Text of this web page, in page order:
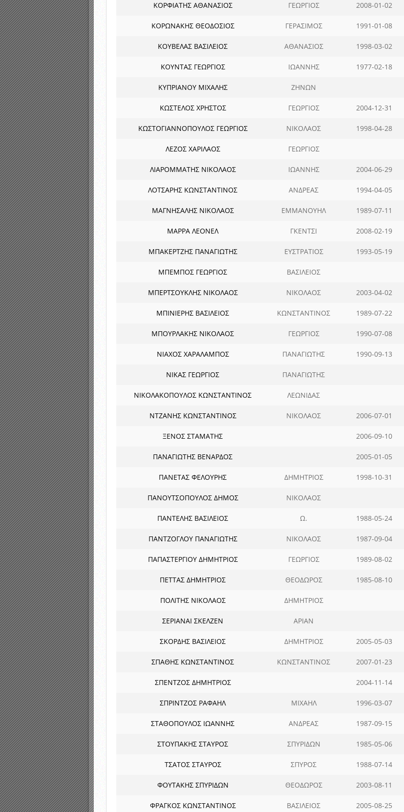
ΚΟΡΦΙΑΤΗΣ ΑΘΑΝΑΣΙΟΣ ΓΕΩΡΓΙΟΣ 2008-01-02
ΚΟΡΩΝΑΚΗΣ ΘΕΟΔΟΣΙΟΣ ΓΕΡΑΣΙΜΟΣ 1991-01-08
ΚΟΥΒΕΛΑΣ ΒΑΣΙΛΕΙΟΣ ΑΘΑΝΑΣΙΟΣ 1998-03-02
ΚΟΥΝΤΑΣ ΓΕΩΡΓΙΟΣ ΙΩΑΝΝΗΣ 1977-02-18
ΚΥΠΡΙΑΝΟΥ ΜΙΧΑΛΗΣ ΖΗΝΩΝ
ΚΩΣΤΕΛΟΣ ΧΡΗΣΤΟΣ ΓΕΩΡΓΙΟΣ 2004-12-31
ΚΩΣΤΟΓΙΑΝΝΟΠΟΥΛΟΣ ΓΕΩΡΓΙΟΣ ΝΙΚΟΛΑΟΣ 1998-04-28
ΛΕΖΟΣ ΧΑΡΙΛΑΟΣ ΓΕΩΡΓΙΟΣ
ΛΙΑΡΟΜΜΑΤΗΣ ΝΙΚΟΛΑΟΣ ΙΩΑΝΝΗΣ 2004-06-29
ΛΟΤΣΑΡΗΣ ΚΩΝΣΤΑΝΤΙΝΟΣ ΑΝΔΡΕΑΣ 1994-04-05
ΜΑΓΝΗΣΑΛΗΣ ΝΙΚΟΛΑΟΣ ΕΜΜΑΝΟΥΗΛ 1989-07-11
ΜΑΡΡΑ ΛΕΟΝΕΛ ΓΚΕΝΤΣΙ 2008-02-19
ΜΠΑΚΕΡΤΖΗΣ ΠΑΝΑΓΙΩΤΗΣ ΕΥΣΤΡΑΤΙΟΣ 1993-05-19
ΜΠΕΜΠΟΣ ΓΕΩΡΓΙΟΣ ΒΑΣΙΛΕΙΟΣ
ΜΠΕΡΤΣΟΥΚΛΗΣ ΝΙΚΟΛΑΟΣ ΝΙΚΟΛΑΟΣ 2003-04-02
ΜΠΙΝΙΕΡΗΣ ΒΑΣΙΛΕΙΟΣ ΚΩΝΣΤΑΝΤΙΝΟΣ 1989-07-22
ΜΠΟΥΡΛΑΚΗΣ ΝΙΚΟΛΑΟΣ ΓΕΩΡΓΙΟΣ 1990-07-08
ΝΙΑΧΟΣ ΧΑΡΑΛΑΜΠΟΣ ΠΑΝΑΓΙΩΤΗΣ 1990-09-13
ΝΙΚΑΣ ΓΕΩΡΓΙΟΣ ΠΑΝΑΓΙΩΤΗΣ
ΝΙΚΟΛΑΚΟΠΟΥΛΟΣ ΚΩΝΣΤΑΝΤΙΝΟΣ ΛΕΩΝΙΔΑΣ
ΝΤΖΑΝΗΣ ΚΩΝΣΤΑΝΤΙΝΟΣ ΝΙΚΟΛΑΟΣ 2006-07-01
ΞΕΝΟΣ ΣΤΑΜΑΤΗΣ 2006-09-10
ΠΑΝΑΓΙΩΤΗΣ ΒΕΝΑΡΔΟΣ 2005-01-05
ΠΑΝΕΤΑΣ ΦΕΛΟΥΡΗΣ ΔΗΜΗΤΡΙΟΣ 1998-10-31
ΠΑΝΟΥΤΣΟΠΟΥΛΟΣ ΔΗΜΟΣ ΝΙΚΟΛΑΟΣ
ΠΑΝΤΕΛΗΣ ΒΑΣΙΛΕΙΟΣ Ω. 1988-05-24
ΠΑΝΤΖΟΓΛΟΥ ΠΑΝΑΓΙΩΤΗΣ ΝΙΚΟΛΑΟΣ 1987-09-04
ΠΑΠΑΣΤΕΡΓΙΟΥ ΔΗΜΗΤΡΙΟΣ ΓΕΩΡΓΙΟΣ 1989-08-02
ΠΕΤΤΑΣ ΔΗΜΗΤΡΙΟΣ ΘΕΟΔΩΡΟΣ 1985-08-10
ΠΟΛΙΤΗΣ ΝΙΚΟΛΑΟΣ ΔΗΜΗΤΡΙΟΣ
ΣΕΡΙΑΝΑΙ ΣΚΕΛΖΕΝ ΑΡΙΑΝ
ΣΚΟΡΔΗΣ ΒΑΣΙΛΕΙΟΣ ΔΗΜΗΤΡΙΟΣ 2005-05-03
ΣΠΑΘΗΣ ΚΩΝΣΤΑΝΤΙΝΟΣ ΚΩΝΣΤΑΝΤΙΝΟΣ 2007-01-23
ΣΠΕΝΤΖΟΣ ΔΗΜΗΤΡΙΟΣ 2004-11-14
ΣΠΡΙNΤΖΟΣ ΡΑΦΑΗΛ ΜΙΧΑΗΛ 1996-03-07
ΣΤΑΘΟΠΟΥΛΟΣ ΙΩΑΝΝΗΣ ΑΝΔΡΕΑΣ 1987-09-15
ΣΤΟΥΠΑΚΗΣ ΣΤΑΥΡΟΣ ΣΠΥΡΙΔΩΝ 1985-05-06
ΤΣΑΤΟΣ ΣΤΑΥΡΟΣ ΣΠΥΡΟΣ 1988-07-14
ΦΟΥΤΑΚΗΣ ΣΠΥΡΙΔΩΝ ΘΕΟΔΩΡΟΣ 2003-08-11
ΦΡΑΓΚΟΣ ΚΩΝΣΤΑΝΤΙΝΟΣ ΒΑΣΙΛΕΙΟΣ 2005-08-25